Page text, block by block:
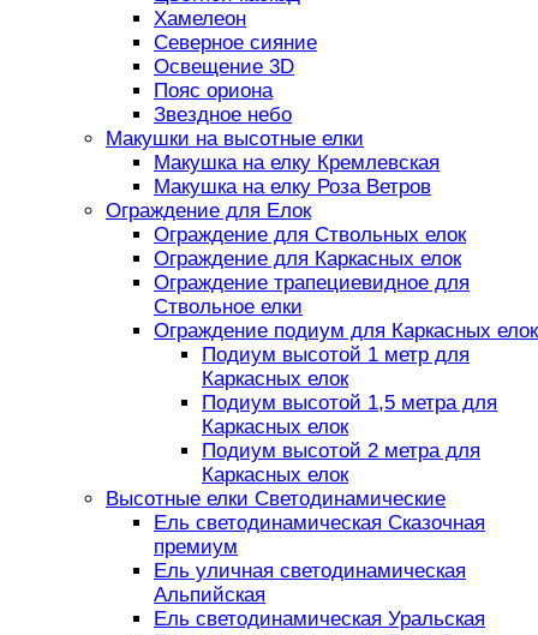
Хамелеон
Северное сияние
Освещение 3D
Пояс ориона
Звездное небо
Макушки на высотные елки
Макушка на елку Кремлевская
Макушка на елку Роза Ветров
Ограждение для Елок
Ограждение для Ствольных елок
Ограждение для Каркасных елок
Ограждение трапециевидное для
Ствольное елки
Ограждение подиум для Каркасных елок
Подиум высотой 1 метр для
Каркасных елок
Подиум высотой 1,5 метра для
Каркасных елок
Подиум высотой 2 метра для
Каркасных елок
Высотные елки Светодинамические
Ель светодинамическая Сказочная
премиум
Ель уличная светодинамическая
Альпийская
Ель светодинамическая Уральская